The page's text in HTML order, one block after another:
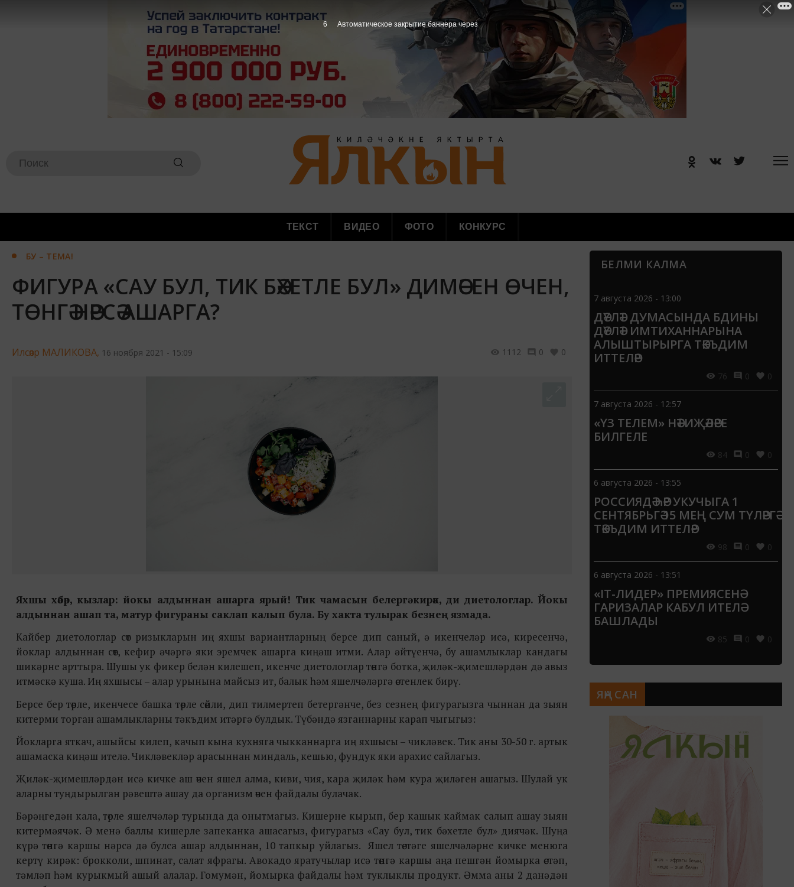
ТЕКСТ ВИДЕО ФОТО КОНКУРС
БУ – ТЕМА!
ФИГУРА «САУ БУЛ, ТИК БӘХЕТЛЕ БУЛ» ДИМӘСЕН ӨЧЕН,
ТӨНГӘ НӘРСӘ АШАРГА?
Илсөяр МАЛИКОВА, 16 ноября 2021 - 15:09 1112 0 0
Яхшы хәбәр, кызлар: йокы алдыннан ашарга ярый! Тик чамасын белергә кирәк, ди диетологлар. Йокы
алдыннан ашап та, матур фигураны саклап калып була. Бу хакта тулырак безнең язмада.
Кайбер диетологлар сөт ризыкларын иң яхшы вариантларның берсе дип саный, ә икенчеләр исә, киресенчә,
йоклар алдыннан сөт, кефир әчәргә яки эремчек ашарга киңәш итми. Алар әйтүенчә, бу ашамлыклар кандагы
шикәрне арттыра. Шушы ук фикер белән килешеп, икенче диетологлар төнгә ботка, җиләк-җимешләрдән дә авыз
итмәскә куша. Иң яхшысы – алар урынына майсыз ит, балык һәм яшелчәләргә өстенлек бирү.
Берсе бер төрле, икенчесе башка төрле сөйли, дип тилмертеп бетергәнче, без сезнең фигурагызга чыннан да зыян
китерми торган ашамлыкларны тәкъдим итәргә булдык. Түбәндә язганнарны карап чыгыгыз:
Йокларга яткач, ашыйсы килеп, качып кына кухняга чыкканнарга иң яхшысы – чикләвек. Тик аны 30-50 г. артык
ашамаска киңәш ителә. Чикләвекләр арасыннан миндаль, кешью, фундук яки арахис сайлагыз.
Җиләк-җимешләрдән исә кичке аш өчен яшел алма, киви, чия, кара җиләк һәм кура җиләген ашагыз. Шулай ук
аларны туңдырылган рәвештә ашау да организм өчен файдалы булачак.
Бәрәңгедән кала, төрле яшелчәләр турында да онытмагыз. Кишерне кырып, бер кашык каймак салып ашау зыян
китермәячәк. Ә менә баллы кишерле запеканка ашасагыз, фигурагыз «Сау бул, тик бәхетле бул» диячәк. Шуңа
күрә төнгә каршы нәрсә дә булса ашар алдыннан, 10 тапкыр уйлагыз. Яшел төстәге яшелчәләрне кичке менюга
кертү кирәк: брокколи, шпинат, салат яфрагы. Авокадо яратучылар исә төнгә каршы аңа пешгән йомырка өстәп,
тәмләп һәм курыкмый ашый алалар. Гомумән, йомырка файдалы һәм туклыклы продукт. Әмма аны 2 данәдән
БЕЛМИ КАЛМА
7 августа 2026 - 13:00
ДӘҮЛӘТ ДУМАСЫНДА БДИНЫ
ДӘҮЛӘТ ИМТИХАННАРЫНА
АЛЫШТЫРЫРГА ТӘКЪДИМ
ИТТЕЛӘР
76 0 0
7 августа 2026 - 12:57
«ҮЗ ТЕЛЕМ» НӘТИҖӘЛӘРЕ
БИЛГЕЛЕ
84 0 0
6 августа 2026 - 13:55
РОССИЯДӘ ҺӘР УКУЧЫГА 1
СЕНТЯБРЬГӘ 15 МЕҢ СУМ ТҮЛӘРГӘ
ТӘКЪДИМ ИТТЕЛӘР
98 0 0
6 августа 2026 - 13:51
«IT-ЛИДЕР» ПРЕМИЯСЕНӘ
ГАРИЗАЛАР КАБУЛ ИТЕЛӘ
БАШЛАДЫ
85 0 0
ЯҢА САН
4 Автоматическое закрытие баннера через